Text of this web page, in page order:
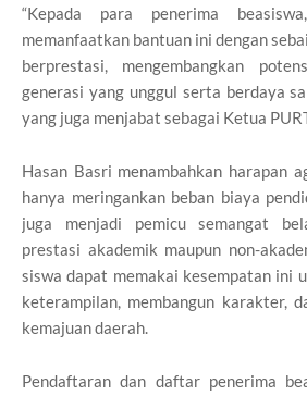
“Kepada para penerima
memanfaatkan bantuan ini dengan
berprestasi, mengembangkan
generasi yang unggul serta berdaya
yang juga menjabat sebagai Ketua
Hasan Basri menambahkan harapan
hanya meringankan beban biaya
juga menjadi pemicu semangat
prestasi akademik maupun non-
siswa dapat memakai kesempatan ini
keterampilan, membangun karakter,
kemajuan daerah.
Pendaftaran dan daftar penerima